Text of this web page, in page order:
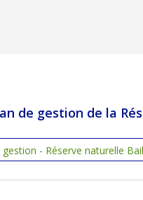
de gestion de la
- Réserve naturelle